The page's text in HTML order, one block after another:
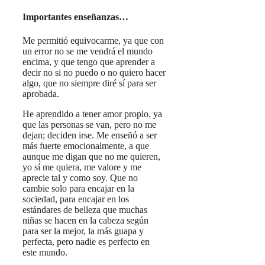
Importantes enseñanzas…
Me permitió equivocarme, ya que con
un error no se me vendrá el mundo
encima, y que tengo que aprender a
decir no si no puedo o no quiero hacer
algo, que no siempre diré sí para ser
aprobada.
He aprendido a tener amor propio, ya
que las personas se van, pero no me
dejan; deciden irse. Me enseñó a ser
más fuerte emocionalmente, a que
aunque me digan que no me quieren,
yo sí me quiera, me valore y me
aprecie tal y como soy. Que no
cambie solo para encajar en la
sociedad, para encajar en los
estándares de belleza que muchas
niñas se hacen en la cabeza según
para ser la mejor, la más guapa y
perfecta, pero nadie es perfecto en
este mundo.